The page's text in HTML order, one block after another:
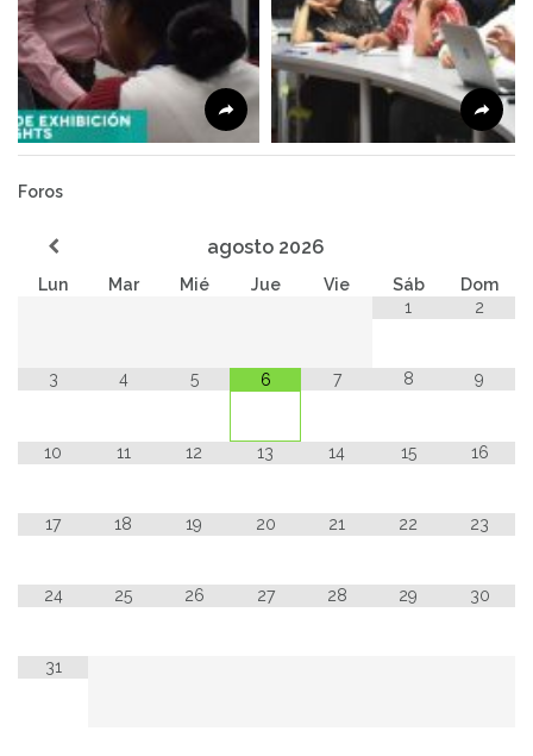
Foros
agosto 2026
Lun Mar Mié Jue Vie Sáb
Dom
1
2
3 4 5 6 7 8 9
10 11 12 13 14 15 16
17 18 19 20 21 22 23
24 25 26 27 28 29 30
31